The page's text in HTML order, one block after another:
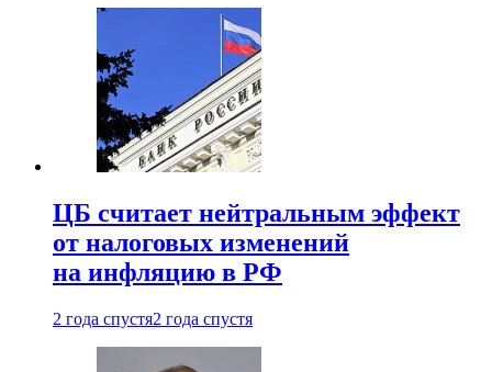
ЦБ считает нейтральным эффект
от налоговых изменений
на инфляцию в РФ
2 года спустя2 года спустя